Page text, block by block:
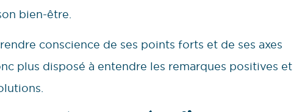
bien-être.
conscience de ses points forts et de ses axes
plus disposé à entendre les remarques positives et